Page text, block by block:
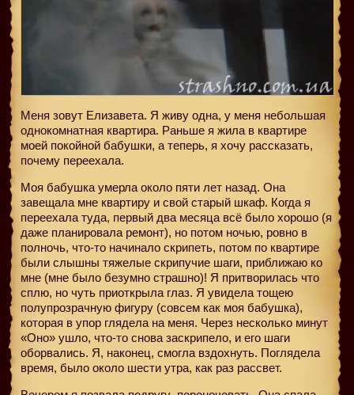
Меня зовут Елизавета. Я живу одна, у меня небольшая
однокомнатная квартира. Раньше я жила в квартире
моей покойной бабушки, а теперь, я хочу рассказать,
почему переехала.
Моя бабушка умерла около пяти лет назад. Она
завещала мне квартиру и свой старый шкаф. Когда я
переехала туда, первый два месяца всё было хорошо (я
даже планировала ремонт), но потом ночью, ровно в
полночь, что-то начинало скрипеть, потом по квартире
были слышны тяжелые скрипучие шаги, приближаю ко
мне (мне было безумно страшно)! Я притворилась что
сплю, но чуть приоткрыла глаз. Я увидела тощею
полупрозрачную фигуру (совсем как моя бабушка),
которая в упор глядела на меня. Через несколько минут
«Оно» ушло, что-то снова заскрипело, и его шаги
оборвались. Я, наконец, смогла вздохнуть. Поглядела
время, было около шести утра, как раз рассвет.